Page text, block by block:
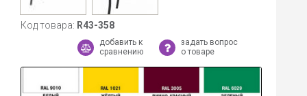
Код товара: R43-358
добавить к
сравнению
задать вопрос
о товаре